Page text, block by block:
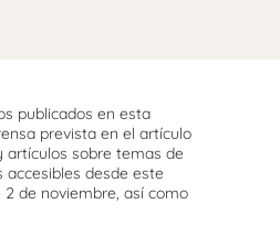
publicados en esta
prevista en el artículo
artículos sobre temas de
accesibles desde este
de noviembre, así como